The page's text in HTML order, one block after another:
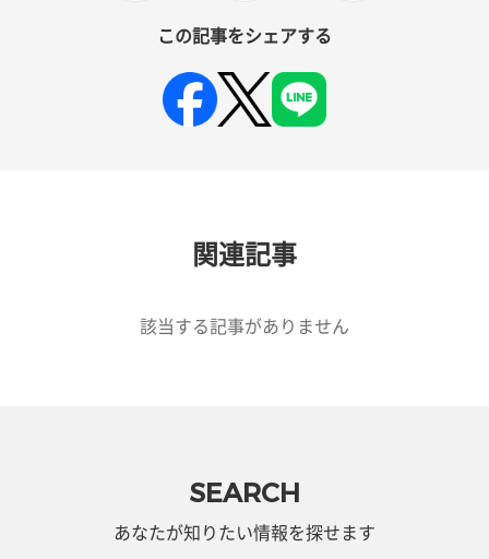
この記事をシェアする
関連記事
該当する記事がありません
SEARCH
あなたが知りたい情報を探せます